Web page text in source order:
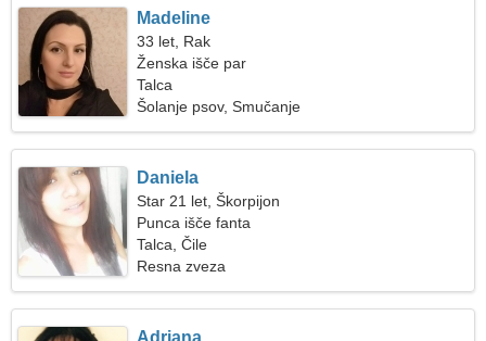
Madeline
33 let, Rak
Ženska išče par
Talca
Šolanje psov, Smučanje
Daniela
Star 21 let, Škorpijon
Punca išče fanta
Talca, Čile
Resna zveza
Adriana